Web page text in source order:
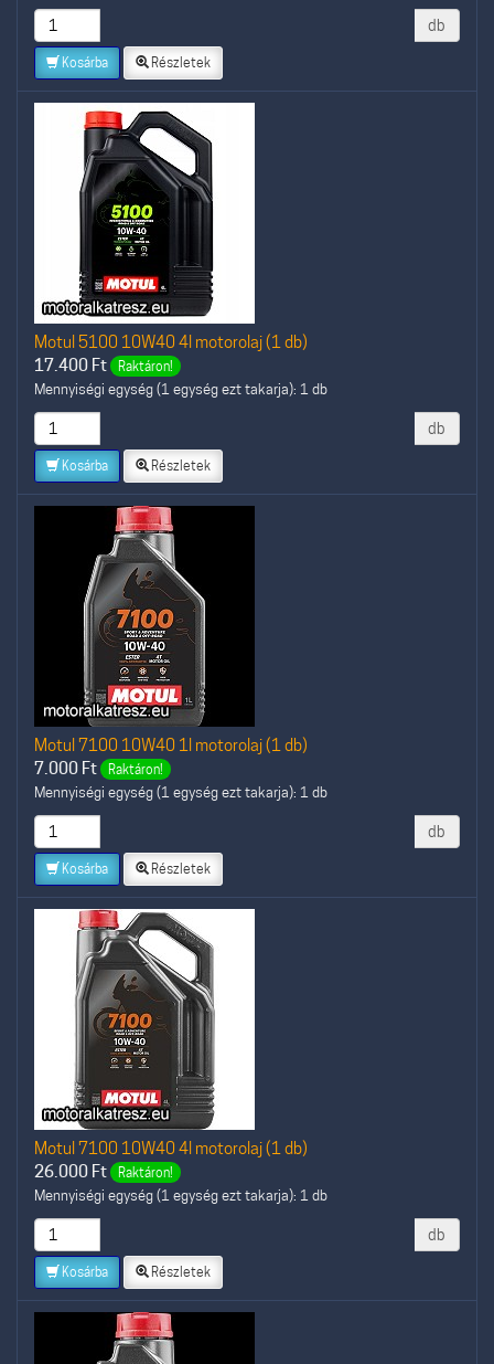
db
Kosárba Részletek
Motul 5100 10W40 4l motorolaj (1 db)
17.400 Ft Raktáron!
Mennyiségi egység (1 egység ezt takarja): 1 db
db
Kosárba Részletek
Motul 7100 10W40 1l motorolaj (1 db)
7.000 Ft Raktáron!
Mennyiségi egység (1 egység ezt takarja): 1 db
db
Kosárba Részletek
Motul 7100 10W40 4l motorolaj (1 db)
26.000 Ft Raktáron!
Mennyiségi egység (1 egység ezt takarja): 1 db
db
Kosárba Részletek